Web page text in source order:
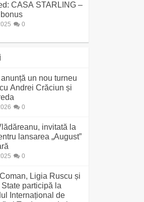
CASA STARLING –
0
un nou turneu
Andrei Crăciun și
0
invitată la
lansarea „August”
0
Ligia Ruscu și
participă la
Internațional de